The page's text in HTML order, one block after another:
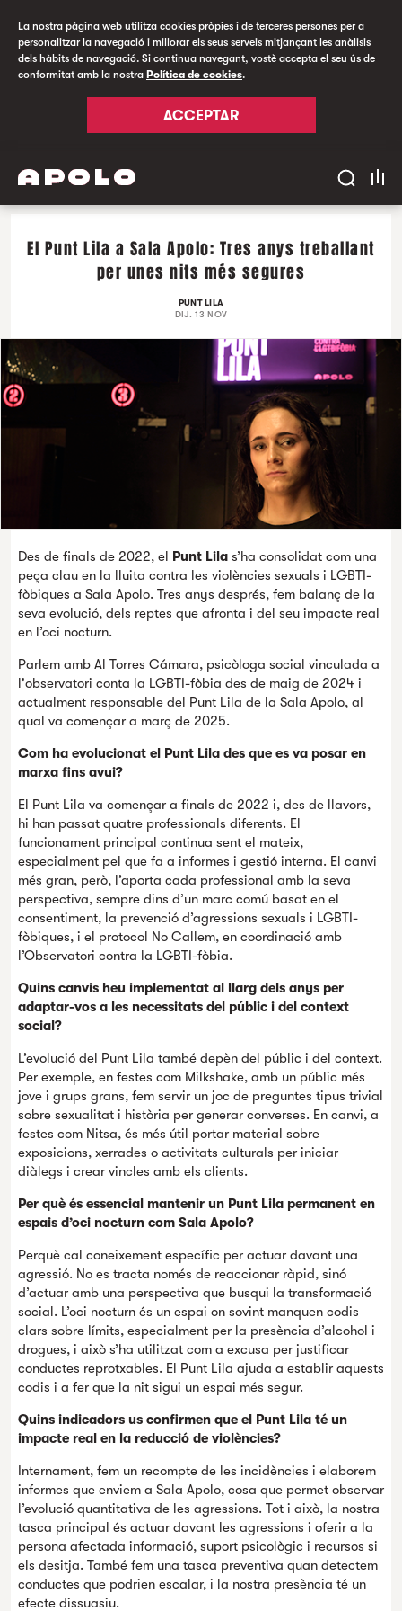
La nostra pàgina web utilitza cookies pròpies i de terceres persones per a
personalitzar la navegació i millorar els seus serveis mitjançant les anàlisis
dels hàbits de navegació. Si continua navegant, vostè accepta el seu ús de
conformitat amb la nostra Política de cookies.
ACCEPTAR
El Punt Lila a Sala Apolo: Tres anys treballant
per unes nits més segures
PUNT LILA
DIJ. 13 NOV
Des de finals de 2022, el Punt Lila s’ha consolidat com una
peça clau en la lluita contra les violències sexuals i LGBTI-
fòbiques a Sala Apolo. Tres anys després, fem balanç de la
seva evolució, dels reptes que afronta i del seu impacte real
en l’oci nocturn.
Parlem amb Al Torres Cámara, psicòloga social vinculada a
l'observatori conta la LGBTI-fòbia des de maig de 2024 i
actualment responsable del Punt Lila de la Sala Apolo, al
qual va començar a març de 2025.
Com ha evolucionat el Punt Lila des que es va posar en
marxa fins avui?
El Punt Lila va començar a finals de 2022 i, des de llavors,
hi han passat quatre professionals diferents. El
funcionament principal continua sent el mateix,
especialment pel que fa a informes i gestió interna. El canvi
més gran, però, l’aporta cada professional amb la seva
perspectiva, sempre dins d’un marc comú basat en el
consentiment, la prevenció d’agressions sexuals i LGBTI-
fòbiques, i el protocol No Callem, en coordinació amb
l’Observatori contra la LGBTI-fòbia.
Quins canvis heu implementat al llarg dels anys per
adaptar-vos a les necessitats del públic i del context
social?
L’evolució del Punt Lila també depèn del públic i del context.
Per exemple, en festes com Milkshake, amb un públic més
jove i grups grans, fem servir un joc de preguntes tipus trivial
sobre sexualitat i història per generar converses. En canvi, a
festes com Nitsa, és més útil portar material sobre
exposicions, xerrades o activitats culturals per iniciar
diàlegs i crear vincles amb els clients.
Per què és essencial mantenir un Punt Lila permanent en
espais d’oci nocturn com Sala Apolo?
Perquè cal coneixement específic per actuar davant una
agressió. No es tracta només de reaccionar ràpid, sinó
d’actuar amb una perspectiva que busqui la transformació
social. L’oci nocturn és un espai on sovint manquen codis
clars sobre límits, especialment per la presència d’alcohol i
drogues, i això s’ha utilitzat com a excusa per justificar
conductes reprotxables. El Punt Lila ajuda a establir aquests
codis i a fer que la nit sigui un espai més segur.
Quins indicadors us confirmen que el Punt Lila té un
impacte real en la reducció de violències?
Internament, fem un recompte de les incidències i elaborem
informes que enviem a Sala Apolo, cosa que permet observar
l’evolució quantitativa de les agressions. Tot i això, la nostra
tasca principal és actuar davant les agressions i oferir a la
persona afectada informació, suport psicològic i recursos si
els desitja. També fem una tasca preventiva quan detectem
conductes que podrien escalar, i la nostra presència té un
efecte dissuasiu.